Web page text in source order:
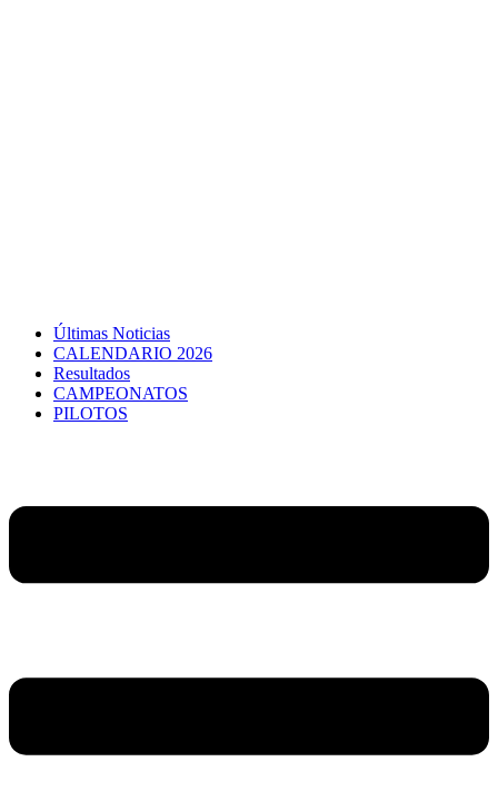
Últimas Noticias
CALENDARIO 2026
Resultados
CAMPEONATOS
PILOTOS